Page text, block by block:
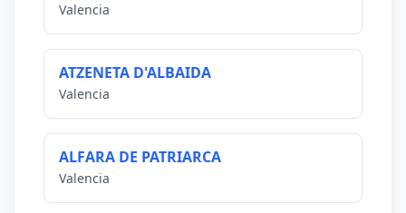
Valencia
ATZENETA D'ALBAIDA
Valencia
ALFARA DE PATRIARCA
Valencia